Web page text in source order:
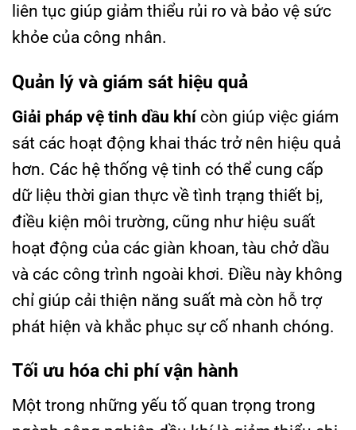
liên tục giúp giảm thiểu rủi ro và bảo vệ sức
khỏe của công nhân.
Quản lý và giám sát hiệu quả
Giải pháp vệ tinh dầu khícòn giúp việc giám
sát các hoạt động khai thác trở nên hiệu quả
hơn. Các hệ thống vệ tinh có thể cung cấp
dữ liệu thời gian thực về tình trạng thiết bị,
điều kiện môi trường, cũng như hiệu suất
hoạt động của các giàn khoan, tàu chở dầu
và các công trình ngoài khơi. Điều này không
chỉ giúp cải thiện năng suất mà còn hỗ trợ
phát hiện và khắc phục sự cố nhanh chóng.
Tối ưu hóa chi phí vận hành
Một trong những yếu tố quan trọng trong